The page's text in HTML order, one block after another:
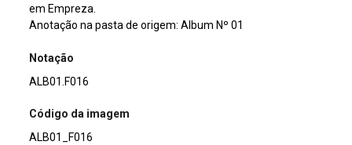
em Empreza.
Anotação na pasta de origem: Album Nº 01
Notação
ALB01.F016
Código da imagem
ALB01_F016